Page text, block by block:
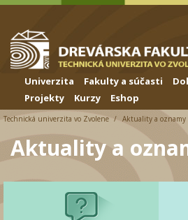
Skip to cookies
Skip to navigation
Skočiť na hlavný obsah
Univerzita Fakulty a súčasti
Projekty
Kurzy Eshop
Technická univerzita vo Zvolene Aktuality a oznamy
Aktuality a